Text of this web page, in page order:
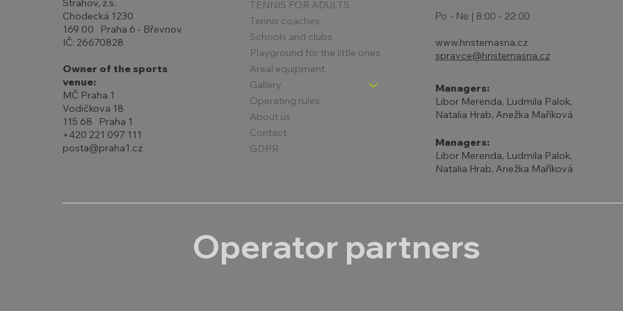
Strahov, z.s.
Chodecká 1230
169 00 Praha 6 - Břevnov
IČ: 26670828
Owner of the sports
venue:
MČ Praha 1
Vodičkova 18
115 68 Praha 1
+420 221 097 111
posta@praha1.cz
TENNIS FOR ADULTS
Tennis coaches
Schools and clubs
Playground for the little ones
Areal equipment
Gallery
Operating rules
About us
Contact
GDPR
Po - Ne | 8:00 - 22:00
www.hristemasna.cz
spravce@hristemasna.cz
Managers:
Libor Merenda, Ludmila Palok,
Natalia Hrab, Anežka Maříková
Managers:
Libor Merenda, Ludmila Palok,
Natalia Hrab, Anežka Maříková
Operator partners